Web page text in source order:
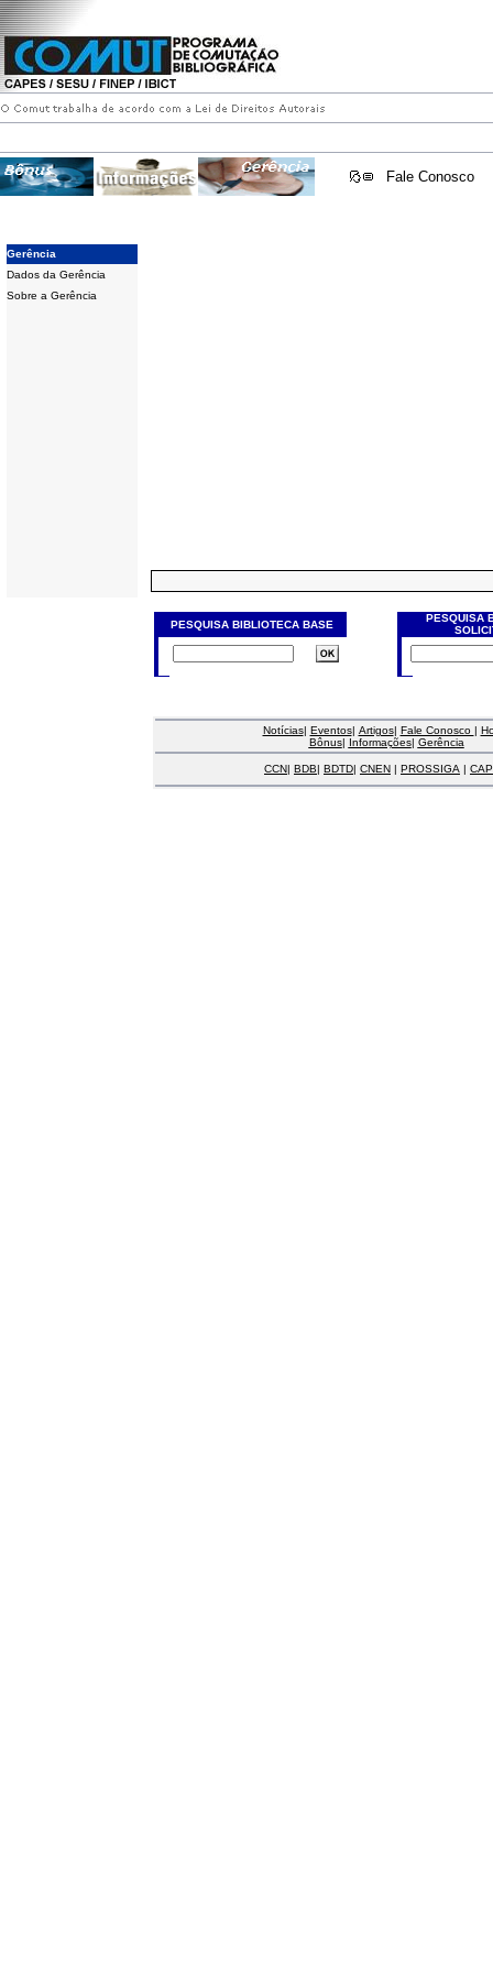
Fale Conosco
Gerência
Dados da Gerência
Sobre a Gerência
PESQUISA BIBLIOTECA BASE
PESQUISA
Notícias| Eventos| Artigos| Fale Conosco |
Bônus| Informações| Gerência
CCN| BDB| BDTD| CNEN | PROSSIGA |